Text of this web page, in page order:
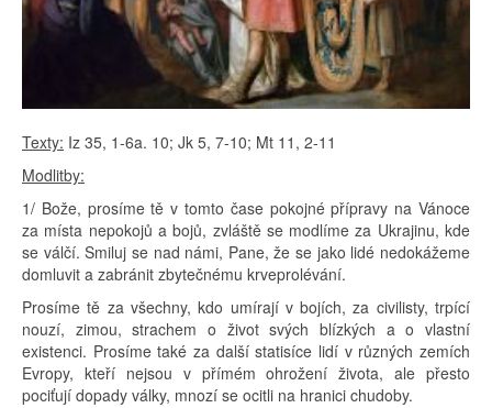
Texty: Iz 35, 1-6a. 10; Jk 5, 7-10; Mt 11, 2-11
Modlitby:
1/ Bože, prosíme tě v tomto čase pokojné přípravy na Vánoce
za místa nepokojů a bojů, zvláště se modlíme za Ukrajinu, kde
se válčí. Smiluj se nad námi, Pane, že se jako lidé nedokážeme
domluvit a zabránit zbytečnému krveprolévání.
Prosíme tě za všechny, kdo umírají v bojích, za civilisty, trpící
nouzí, zimou, strachem o život svých blízkých a o vlastní
existenci. Prosíme také za další statisíce lidí v různých zemích
Evropy, kteří nejsou v přímém ohrožení života, ale přesto
pociťují dopady války, mnozí se ocitli na hranici chudoby.